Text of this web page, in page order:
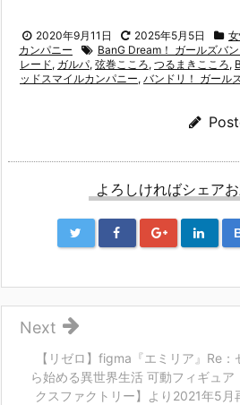
2020年9月11日 2025年5月5日
カンパニー
BanG Dream！ ガールズバン
レード, ガルパ, 弦巻こころ, つるまきこころ,
ッドスマイルカンパニー, バンドリ！ ガール
よろしければシェア
【リゼロ】figma『エミリア』Re：
ら始める異世界生活 可動フィギュア
クスファクトリー】より2021年5月
Next